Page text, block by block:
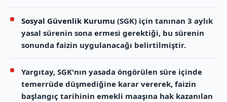
Sosyal Güvenlik Kurumu (SGK) için tanınan 3 aylık
yasal sürenin sona ermesi gerektiği, bu sürenin
sonunda faizin uygulanacağı belirtilmiştir.
Yargıtay, SGK'nın yasada öngörülen süre içinde
temerrüde düşmediğine karar vererek, faizin
başlangıç tarihinin emekli maaşına hak kazanılan